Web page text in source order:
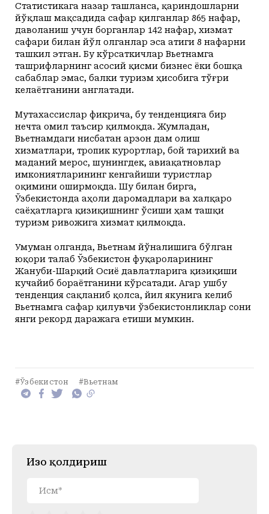
Статистикага назар ташланса, қариндошларни
йўқлаш мақсадида сафар қилганлар 865 нафар,
даволаниш учун борганлар 142 нафар, хизмат
сафари билан йўл олганлар эса атиги 8 нафарни
ташкил этган. Бу кўрсаткичлар Вьетнамга
ташрифларнинг асосий қисми бизнес ёки бошқа
сабаблар эмас, балки туризм ҳисобига тўғри
келаётганини англатади.
Мутахассислар фикрича, бу тенденцияга бир
нечта омил таъсир қилмоқда. Жумладан,
Вьетнамдаги нисбатан арзон дам олиш
хизматлари, тропик курортлар, бой тарихий ва
маданий мерос, шунингдек, авиақатновлар
имкониятларининг кенгайиши туристлар
оқимини оширмоқда. Шу билан бирга,
Ўзбекистонда аҳоли даромадлари ва халқаро
саёҳатларга қизиқишнинг ўсиши ҳам ташқи
туризм ривожига хизмат қилмоқда.
Умуман олганда, Вьетнам йўналишига бўлган
юқори талаб Ўзбекистон фуқароларининг
Жануби-Шарқий Осиё давлатларига қизиқиши
кучайиб бораётганини кўрсатади. Агар ушбу
тенденция сақланиб қолса, йил якунига келиб
Вьетнамга сафар қилувчи ўзбекистонликлар сони
янги рекорд даражага етиши мумкин.
#Ўзбекистон #Вьетнам
Изоҳ қолдириш